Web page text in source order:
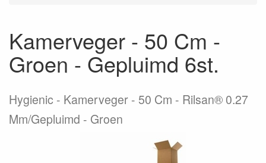
Kamerveger - 50 Cm -
Groen - Gepluimd 6st.
Hygienic - Kamerveger - 50 Cm - Rilsan® 0.27
Mm/Gepluimd - Groen